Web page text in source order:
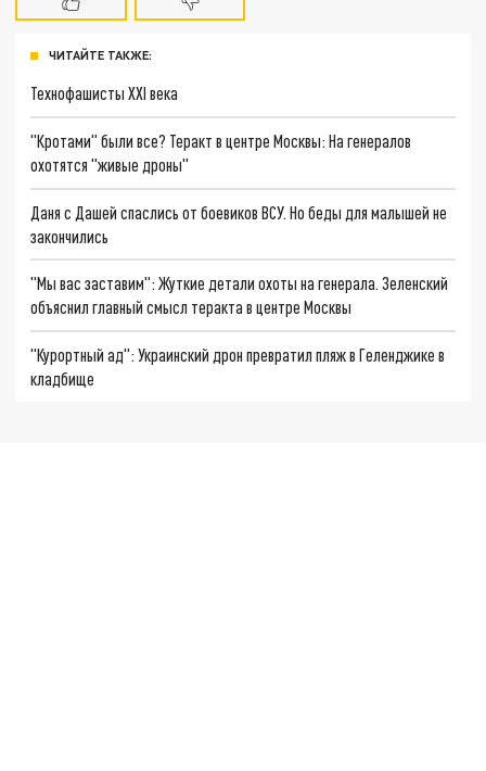
ЧИТАЙТЕ ТАКЖЕ:
Технофашисты XXI века
"Кротами" были все? Теракт в центре Москвы: На генералов
охотятся "живые дроны"
Даня с Дашей спаслись от боевиков ВСУ. Но беды для малышей не
закончились
"Мы вас заставим": Жуткие детали охоты на генерала. Зеленский
объяснил главный смысл теракта в центре Москвы
"Курортный ад": Украинский дрон превратил пляж в Геленджике в
кладбище